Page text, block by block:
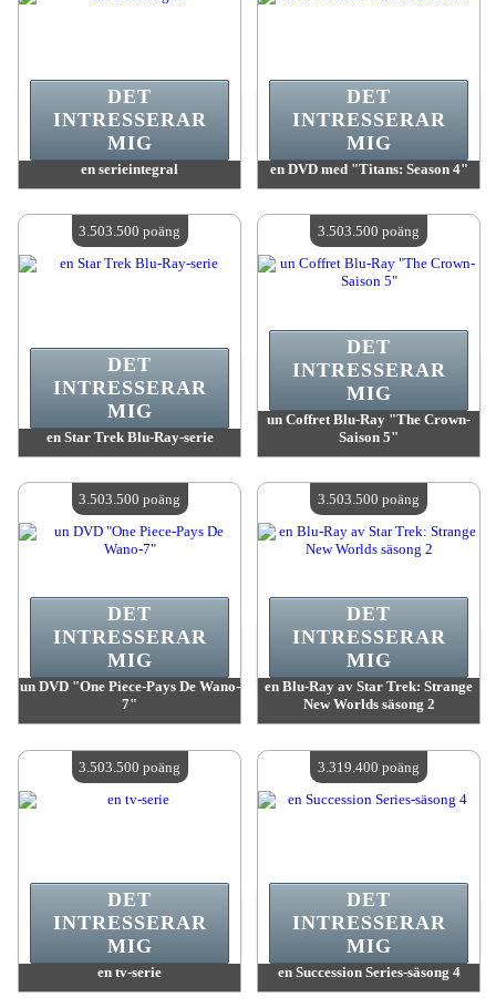
en serieintegral
Antal tillgängliga:4
DET
INTRESSERAR
MIG
en DVD med "Titans: Season 4"
Antal tillgängliga:4
DET
INTRESSERAR
MIG
en Star Trek Blu-Ray-serie
Antal tillgängliga:4
DET
INTRESSERAR
MIG
3.503.500 poäng
un Coffret Blu-Ray "The Crown-
Saison 5"
Antal tillgängliga:4
DET
INTRESSERAR
MIG
3.503.500 poäng
un DVD "One Piece-Pays De Wano-
7"
Antal tillgängliga:4
DET
INTRESSERAR
MIG
3.503.500 poäng
en Blu-Ray av Star Trek: Strange
New Worlds säsong 2
Antal tillgängliga:4
DET
INTRESSERAR
MIG
3.503.500 poäng
en tv-serie
DET
INTRESSERAR
MIG
3.503.500 poäng
en Succession Series-säsong 4
DET
INTRESSERAR
MIG
3.319.400 poäng